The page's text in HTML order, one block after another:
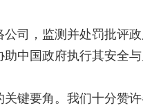
司，监测并处罚批评
中国政府执行其安全
键要角。我们十分赞